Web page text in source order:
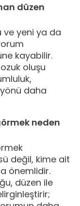
düzen
ve yeni ya da
kayabilir.
oluşu
daha
neden
değil, kime ait
önemlidir.
düzen ile